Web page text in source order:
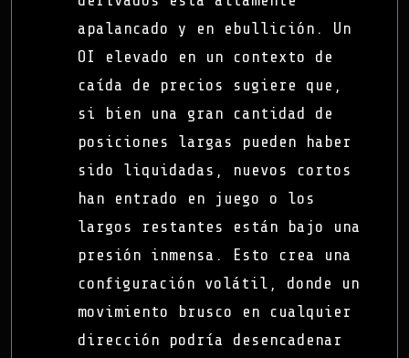
apalancado y en ebullición. Un
OI elevado en un contexto de
caída de precios sugiere que,
si bien una gran cantidad de
posiciones largas pueden haber
sido liquidadas, nuevos cortos
han entrado en juego o los
largos restantes están bajo una
presión inmensa. Esto crea una
configuración volátil, donde un
movimiento brusco en cualquier
dirección podría desencadenar